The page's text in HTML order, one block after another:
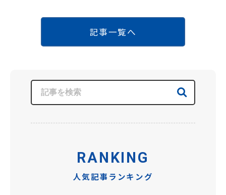
記事一覧へ
RANKING
人気記事ランキング